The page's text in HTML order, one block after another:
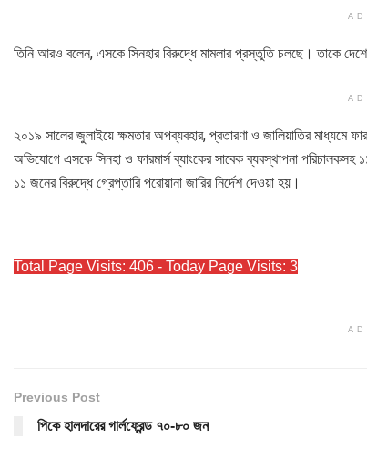
তিনি আরও বলেন, এসকে সিনহার বিরুদ্ধে মামলার প্রস্তুতি চলছে। তাকে
২০১৯ সালের জুলাইয়ে ক্ষমতার অপব্যবহার, প্রতারণা ও জালিয়াতির মাধ্যমে
অভিযোগে এসকে সিনহা ও ফারমার্স ব্যাংকের সাবেক ব্যবস্থাপনা
১১ জনের বিরুদ্ধে গ্রেপ্তারি পরোয়ানা জারির নির্দেশ দেওয়া হয়।
Total Page Visits: 406 - Today Page Visits: 3
Previous Post
পিকে হালদারের গার্লফ্রেন্ড ৭০-৮০ জন